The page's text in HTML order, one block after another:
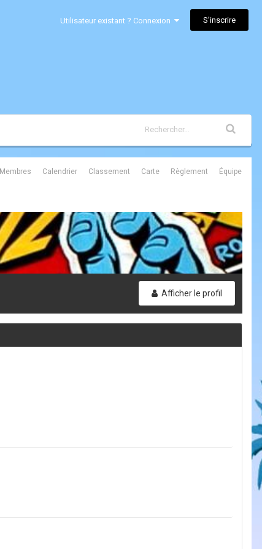
Utilisateur existant ? Connexion S’inscrire
Membres Calendrier Classement Carte Règlement Équipe
Afficher le profil